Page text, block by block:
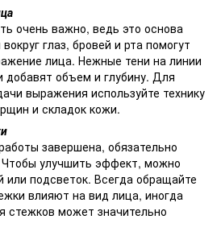
очень важно, ведь это основа
глаз, бровей и рта помогут
лица. Нежные тени на линии
добавят объем и глубину. Для
выражения используйте технику
и складок кожи.
завершена, обязательно
Чтобы улучшить эффект, можно
или подсветок. Всегда обращайте
влияют на вид лица, иногда
стежков может значительно